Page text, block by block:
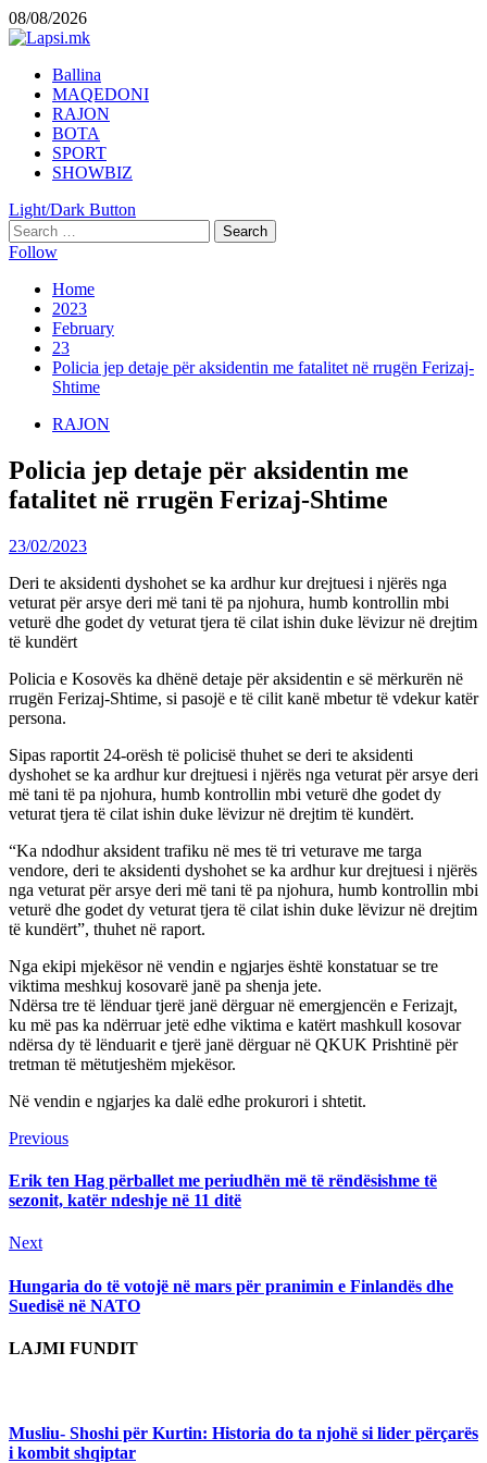
Skip
to
08/08/2026
Primary
Menu
Ballina
MAQEDONI
RAJON
BOTA
SPORT
SHOWBIZ
Light/Dark Button
Search
for:
Follow
Home
2023
February
23
Policia jep detaje për aksidentin me fatalitet në rrugën Ferizaj-
Shtime
RAJON
Policia jep detaje për aksidentin me
fatalitet në rrugën Ferizaj-Shtime
23/02/2023
Deri te aksidenti dyshohet se ka ardhur kur drejtuesi i njërës nga
veturat për arsye deri më tani të pa njohura, humb kontrollin mbi
veturë dhe godet dy veturat tjera të cilat ishin duke lëvizur në drejtim
të kundërt
Policia e Kosovës ka dhënë detaje për aksidentin e së mërkurën në
rrugën Ferizaj-Shtime, si pasojë e të cilit kanë mbetur të vdekur katër
persona.
Sipas raportit 24-orësh të policisë thuhet se deri te aksidenti
dyshohet se ka ardhur kur drejtuesi i njërës nga veturat për arsye deri
më tani të pa njohura, humb kontrollin mbi veturë dhe godet dy
veturat tjera të cilat ishin duke lëvizur në drejtim të kundërt.
“Ka ndodhur aksident trafiku në mes të tri veturave me targa
vendore, deri te aksidenti dyshohet se ka ardhur kur drejtuesi i njërës
nga veturat për arsye deri më tani të pa njohura, humb kontrollin mbi
veturë dhe godet dy veturat tjera të cilat ishin duke lëvizur në drejtim
të kundërt”, thuhet në raport.
Nga ekipi mjekësor në vendin e ngjarjes është konstatuar se tre
viktima meshkuj kosovarë janë pa shenja jete.
Ndërsa tre të lënduar tjerë janë dërguar në emergjencën e Ferizajt,
ku më pas ka ndërruar jetë edhe viktima e katërt mashkull kosovar
ndërsa dy të lënduarit e tjerë janë dërguar në QKUK Prishtinë për
tretman të mëtutjeshëm mjekësor.
Në vendin e ngjarjes ka dalë edhe prokurori i shtetit.
Continue
Reading
PreviousPrevious
Erik ten Hag përballet me periudhën më të rëndësishme të
sezonit, katër ndeshje në 11 ditë
NextNext
Hungaria do të votojë në mars për pranimin e Finlandës dhe
Suedisë në NATO
LAJMI FUNDIT
Musliu- Shoshi për Kurtin: Historia do ta njohë si lider përçarës
i kombit shqiptar